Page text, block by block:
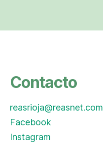
Contacto
reasrioja@reasnet.com
Facebook
Instagram